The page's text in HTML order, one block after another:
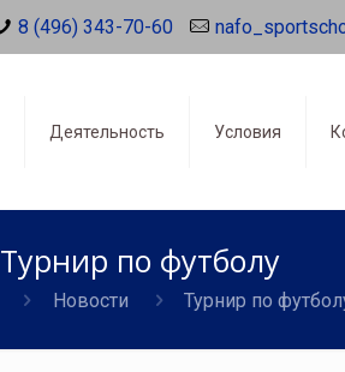
8 (496) 343-70-60
Деятельность Условия
Турнир по футболу
Новости Турнир по